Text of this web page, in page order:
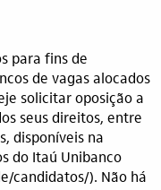
para fins de
de vagas alocados
solicitar oposição a
seus direitos, entre
disponíveis na
do Itaú Unibanco
candidatos/(opens in
). Não há